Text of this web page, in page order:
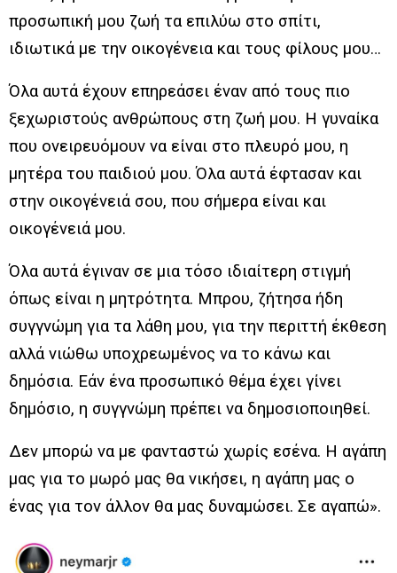
προσωπική μου ζωή τα επιλύω στο σπίτι,
ιδιωτικά με την οικογένεια και τους φίλους μου…
Όλα αυτά έχουν επηρεάσει έναν από τους πιο
ξεχωριστούς ανθρώπους στη ζωή μου. Η γυναίκα
που ονειρευόμουν να είναι στο πλευρό μου, η
μητέρα του παιδιού μου. Όλα αυτά έφτασαν και
στην οικογένειά σου, που σήμερα είναι και
οικογένειά μου.
Όλα αυτά έγιναν σε μια τόσο ιδιαίτερη στιγμή
όπως είναι η μητρότητα. Μπρου, ζήτησα ήδη
συγγνώμη για τα λάθη μου, για την περιττή έκθεση
αλλά νιώθω υποχρεωμένος να το κάνω και
δημόσια. Εάν ένα προσωπικό θέμα έχει γίνει
δημόσιο, η συγγνώμη πρέπει να δημοσιοποιηθεί.
Δεν μπορώ να με φανταστώ χωρίς εσένα. Η αγάπη
μας για το μωρό μας θα νικήσει, η αγάπη μας ο
ένας για τον άλλον θα μας δυναμώσει. Σε αγαπώ».